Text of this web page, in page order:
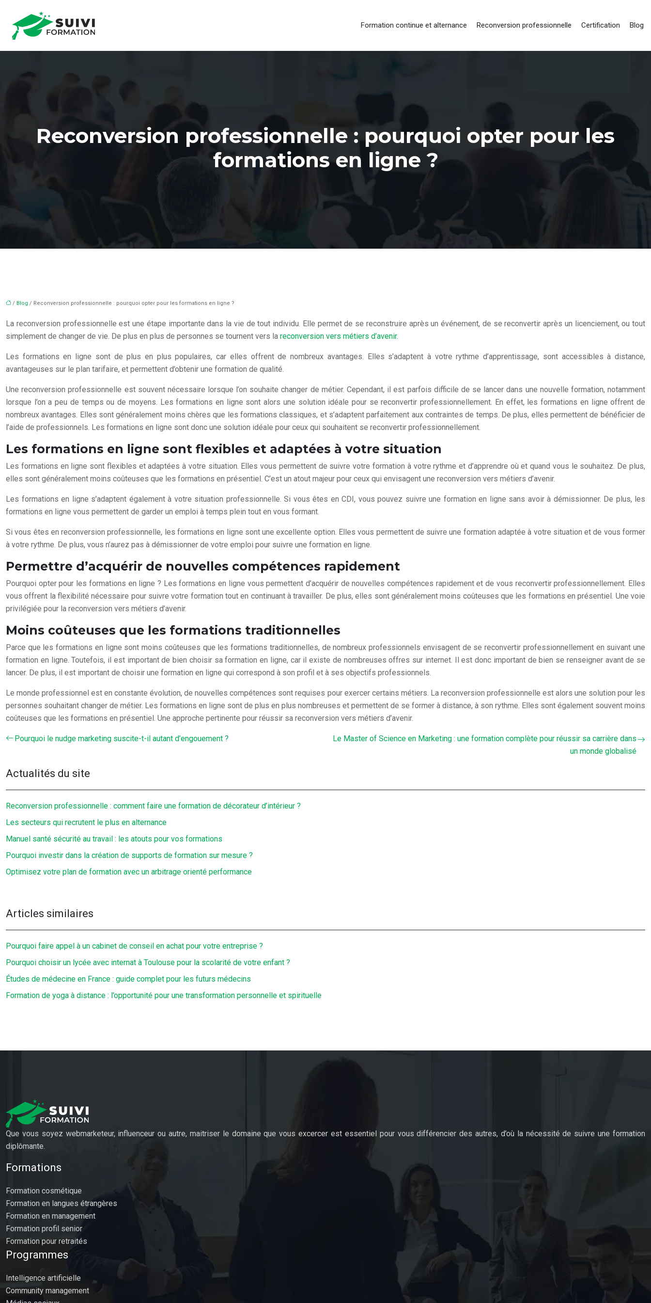
Formation continue et alternance Reconversion professionnelle Certification Blog
Reconversion professionnelle : pourquoi opter pour les
formations en ligne ?
/ Blog / Reconversion professionnelle : pourquoi opter pour les formations en ligne ?
La reconversion professionnelle est une étape importante dans la vie de tout individu. Elle permet de se reconstruire après un événement, de se reconvertir après un licenciement, ou tout
simplement de changer de vie. De plus en plus de personnes se tournent vers la reconversion vers métiers d’avenir.
Les formations en ligne sont de plus en plus populaires, car elles offrent de nombreux avantages. Elles s’adaptent à votre rythme d’apprentissage, sont accessibles à distance,
avantageuses sur le plan tarifaire, et permettent d’obtenir une formation de qualité.
Une reconversion professionnelle est souvent nécessaire lorsque l’on souhaite changer de métier. Cependant, il est parfois difficile de se lancer dans une nouvelle formation, notamment
lorsque l’on a peu de temps ou de moyens. Les formations en ligne sont alors une solution idéale pour se reconvertir professionnellement. En effet, les formations en ligne offrent de
nombreux avantages. Elles sont généralement moins chères que les formations classiques, et s’adaptent parfaitement aux contraintes de temps. De plus, elles permettent de bénéficier de
l’aide de professionnels. Les formations en ligne sont donc une solution idéale pour ceux qui souhaitent se reconvertir professionnellement.
Les formations en ligne sont flexibles et adaptées à votre situation
Les formations en ligne sont flexibles et adaptées à votre situation. Elles vous permettent de suivre votre formation à votre rythme et d’apprendre où et quand vous le souhaitez. De plus,
elles sont généralement moins coûteuses que les formations en présentiel. C’est un atout majeur pour ceux qui envisagent une reconversion vers métiers d’avenir.
Les formations en ligne s’adaptent également à votre situation professionnelle. Si vous êtes en CDI, vous pouvez suivre une formation en ligne sans avoir à démissionner. De plus, les
formations en ligne vous permettent de garder un emploi à temps plein tout en vous formant.
Si vous êtes en reconversion professionnelle, les formations en ligne sont une excellente option. Elles vous permettent de suivre une formation adaptée à votre situation et de vous former
à votre rythme. De plus, vous n’aurez pas à démissionner de votre emploi pour suivre une formation en ligne.
Permettre d’acquérir de nouvelles compétences rapidement
Pourquoi opter pour les formations en ligne ? Les formations en ligne vous permettent d’acquérir de nouvelles compétences rapidement et de vous reconvertir professionnellement. Elles
vous offrent la flexibilité nécessaire pour suivre votre formation tout en continuant à travailler. De plus, elles sont généralement moins coûteuses que les formations en présentiel. Une voie
privilégiée pour la reconversion vers métiers d’avenir.
Moins coûteuses que les formations traditionnelles
Parce que les formations en ligne sont moins coûteuses que les formations traditionnelles, de nombreux professionnels envisagent de se reconvertir professionnellement en suivant une
formation en ligne. Toutefois, il est important de bien choisir sa formation en ligne, car il existe de nombreuses offres sur internet. Il est donc important de bien se renseigner avant de se
lancer. De plus, il est important de choisir une formation en ligne qui correspond à son profil et à ses objectifs professionnels.
Le monde professionnel est en constante évolution, de nouvelles compétences sont requises pour exercer certains métiers. La reconversion professionnelle est alors une solution pour les
personnes souhaitant changer de métier. Les formations en ligne sont de plus en plus nombreuses et permettent de se former à distance, à son rythme. Elles sont également souvent moins
coûteuses que les formations en présentiel. Une approche pertinente pour réussir sa reconversion vers métiers d’avenir.
Pourquoi le nudge marketing suscite-t-il autant d’engouement ?
Le Master of Science en Marketing : une formation complète pour réussir sa carrière dans
un monde globalisé
Actualités du site
Reconversion professionnelle : comment faire une formation de décorateur d’intérieur ?
Les secteurs qui recrutent le plus en alternance
Manuel santé sécurité au travail : les atouts pour vos formations
Pourquoi investir dans la création de supports de formation sur mesure ?
Optimisez votre plan de formation avec un arbitrage orienté performance
Articles similaires
Pourquoi faire appel à un cabinet de conseil en achat pour votre entreprise ?
Pourquoi choisir un lycée avec internat à Toulouse pour la scolarité de votre enfant ?
Études de médecine en France : guide complet pour les futurs médecins
Formation de yoga à distance : l’opportunité pour une transformation personnelle et spirituelle
Que vous soyez webmarketeur, influenceur ou autre, maitriser le domaine que vous excercer est essentiel pour vous différencier des autres, d’où la nécessité de suivre une formation
diplômante.
Formations
Formation cosmétique
Formation en langues étrangères
Formation en management
Formation profil senior
Formation pour retraités
Programmes
Intelligence artificielle
Community management